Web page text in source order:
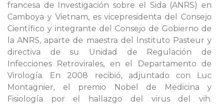
francesa de Investigación sobre el Sida (ANRS) en
Camboya y Vietnam, es vicepresidenta del Consejo
Científico y integrante del Consejo de Gobierno de
la ANRS, aparte de maestra del Instituto Pasteur y
directiva de su Unidad de Regulación de
Infecciones Retrovirales, en el Departamento de
Virología. En 2008 recibió, adjuntado con Luc
Montagnier, el premio Nobel de Medicina y
Fisiología por el hallazgo del virus del vih.